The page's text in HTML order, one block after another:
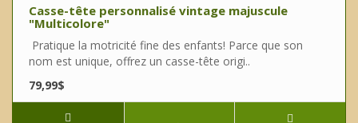
Casse-tête personnalisé vintage majuscule
"Multicolore"
Pratique la motricité fine des enfants! Parce que son
nom est unique, offrez un casse-tête origi..
79,99$